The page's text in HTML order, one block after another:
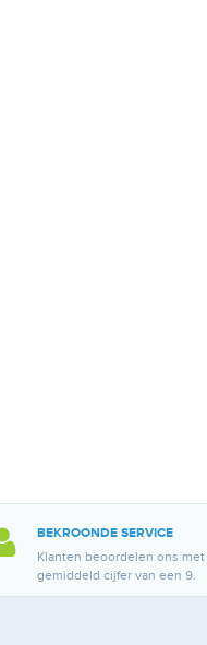
BEKROONDE SERVICE
Klanten beoordelen ons met
gemiddeld cijfer van een 9.